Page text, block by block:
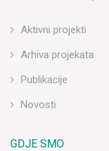
Aktivni projekti
Arhiva projekata
Publikacije
Novosti
GDJE SMO